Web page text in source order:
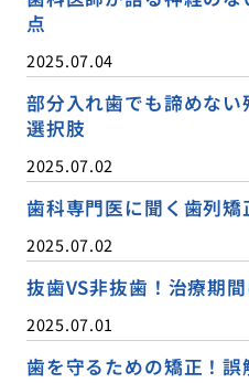
点
2025.07.04
部分入れ歯でも諦めな
選択肢
2025.07.02
歯科専門医に聞く歯列
2025.07.02
抜歯VS非抜歯！治療期
2025.07.01
歯を守るための矯正！